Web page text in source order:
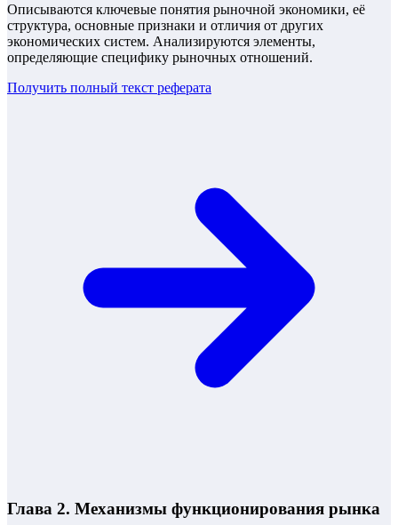
Описываются ключевые понятия рыночной экономики, её
структура, основные признаки и отличия от других
экономических систем. Анализируются элементы,
определяющие специфику рыночных отношений.
Получить полный текст реферата
Глава 2. Механизмы функционирования рынка